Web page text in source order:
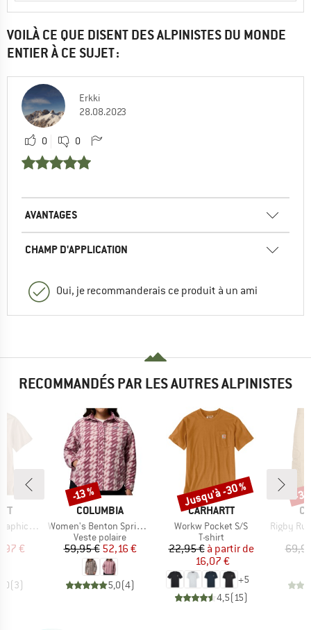
VOILÀ CE QUE DISENT DES ALPINISTES DU MONDE
ENTIER À CE SUJET :
Erkki
28.08.2023
0 0
AVANTAGES
CHAMP D'APPLICATION
Oui, je recommanderais ce produit à un ami
RECOMMANDÉS PAR LES AUTRES ALPINISTES
T-Shirt
réduit
€
(3)
MARQUE
COLUMBIA
Article
Women's Benton Springs Shirt Jacket II
Product group
Veste polaire
Prix
59,95 €Prix réduit
52,16 €
5,0(4)
Remise
-13 %
MARQUE
CARHARTT
Article
Workw Pocket S/S
Product group
T-shirt
Prix
22,95 € Prix réduit
à partir de
16,07 €
+5
4,5( 15)
Remise
Jusqu'à -30 %
Article
Rigby
-